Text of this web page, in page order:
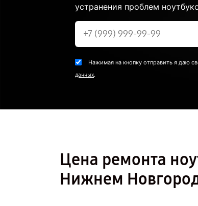
устранения проблем
Нажимая на кнопку отправить я даю
данных.
Цена ремонта
Нижнем